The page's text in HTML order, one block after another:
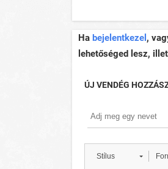
Ha bejelentkezel ,
lehetőséged lesz,
ÚJ VENDÉG
Stílus